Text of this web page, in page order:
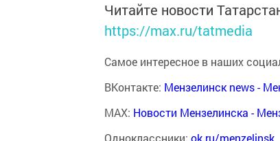
Читайте новости
https://max.ru/tatmedia
Самое интересное в наших
ВКонтакте: Мензелинск news -
MAX: Новости Мензелинска -
Одноклассники: ok.ru/menzelinsk